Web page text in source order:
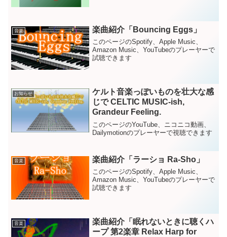
音楽 楽曲紹介「Bouncing Eggs」
このページのSpotify、Apple Music、
Amazon Music、YouTubeのプレーヤーで
試聴できます
お知らせ
ケルト音楽っぽいものを壮大な感
じで CELTIC MUSIC-ish,
Grandeur Feeling.
このページのYouTube、ニコニコ動画、
Dailymotionのプレーヤーで視聴できます
音楽 楽曲紹介「ラーショ Ra-Sho」
このページのSpotify、Apple Music、
Amazon Music、YouTubeのプレーヤーで
試聴できます
音楽
楽曲紹介「眠れないときに聴くハ
ープ 第2楽章 Relax Harp for